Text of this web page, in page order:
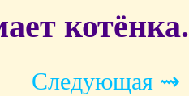
котёнка.
Следующая ⇝